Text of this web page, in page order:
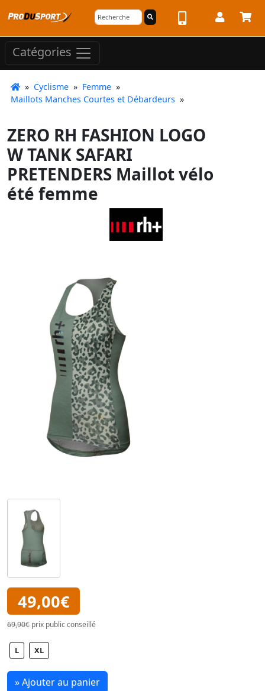
Catégories
» Cyclisme » Femme »
Maillots Manches Courtes et Débardeurs »
ZERO RH FASHION LOGO
W TANK SAFARI
PRETENDERS Maillot vélo
été femme
49,00€
69,90€ prix public conseillé
L XL
» Ajouter au panier